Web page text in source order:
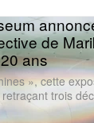
de
ans
», cette
trois